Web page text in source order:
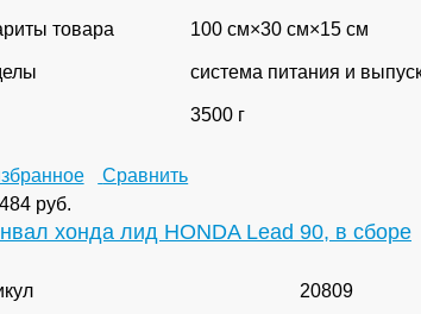
товара 100 см×30 см×15 см
система питания и
3500 г
Сравнить
руб.
хонда лид HONDA Lead 90, в сборе
20809